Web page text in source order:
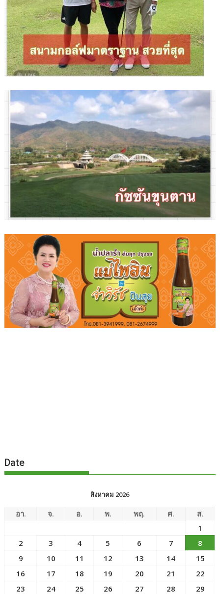
Date
สิงหาคม 2026
อา. จ. อ. พ. พฤ. ศ.
ส.
1
2
3 4 5 6 7
8
9
10 11 12 13 14
15
16
17 18 19 20 21
22
23
24 25 26 27 28
29